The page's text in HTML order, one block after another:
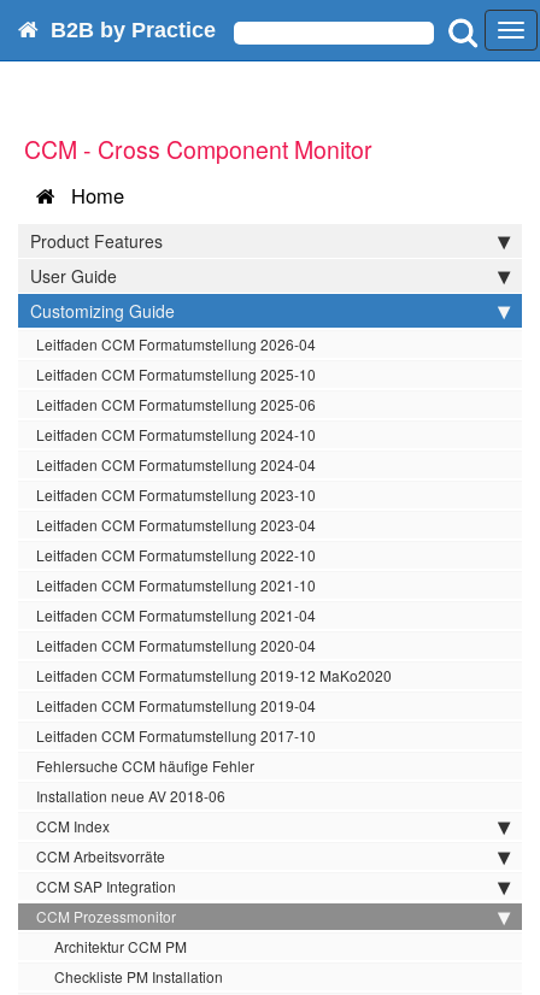
B2B by Practice
CCM - Cross Component Monitor
Home
Product Features
User Guide
Customizing Guide
Leitfaden CCM Formatumstellung 2026-04
Leitfaden CCM Formatumstellung 2025-10
Leitfaden CCM Formatumstellung 2025-06
Leitfaden CCM Formatumstellung 2024-10
Leitfaden CCM Formatumstellung 2024-04
Leitfaden CCM Formatumstellung 2023-10
Leitfaden CCM Formatumstellung 2023-04
Leitfaden CCM Formatumstellung 2022-10
Leitfaden CCM Formatumstellung 2021-10
Leitfaden CCM Formatumstellung 2021-04
Leitfaden CCM Formatumstellung 2020-04
Leitfaden CCM Formatumstellung 2019-12 MaKo2020
Leitfaden CCM Formatumstellung 2019-04
Leitfaden CCM Formatumstellung 2017-10
Fehlersuche CCM häufige Fehler
Installation neue AV 2018-06
CCM Index
CCM Arbeitsvorräte
CCM SAP Integration
CCM Prozessmonitor
Architektur CCM PM
Checkliste PM Installation